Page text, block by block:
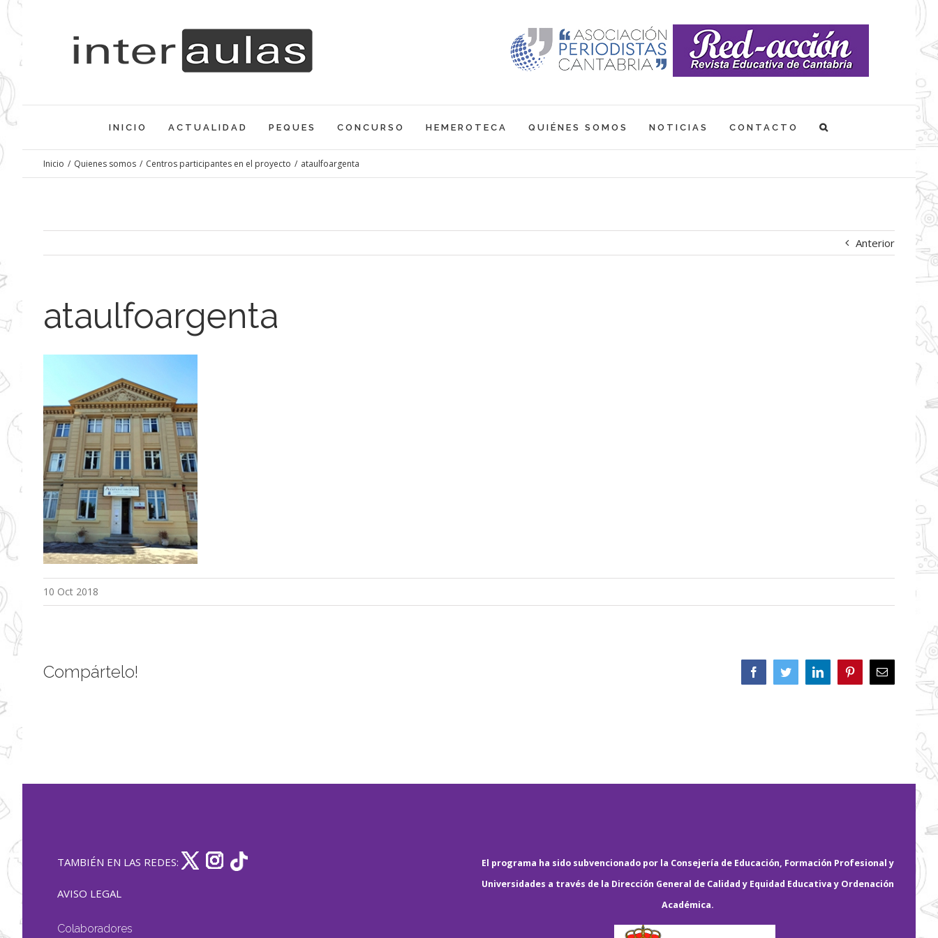
Saltar
INICIO ACTUALIDAD PEQUES CONCURSO HEMEROTECA QUIÉNES SOMOS NOTICIAS CONTACTO
Inicio / Quienes somos / Centros participantes en el proyecto / ataulfoargenta
Anterior
ataulfoargenta
10 Oct 2018
Compártelo! FacebookTwitterLinkedIn PinterestCorreo
electrónico
TAMBIÉN EN LAS REDES:
AVISO LEGAL
Colaboradores
El programa ha sido subvencionado por la Consejería de Educación, Formación Profesional y
Universidades a través de la Dirección General de Calidad y Equidad Educativa y Ordenación
Académica.